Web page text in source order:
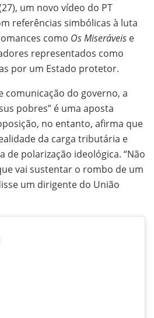
um novo vídeo do PT
referências simbólicas à luta
como Os Miseráveis e
representados como
por um Estado protetor.
comunicação do governo, a
pobres” é uma aposta
no entanto, afirma que
da carga tributária e
de polarização ideológica. “Não
vai sustentar o rombo de um
um dirigente do União